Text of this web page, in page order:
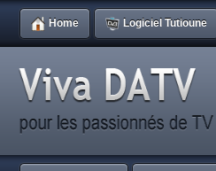
Home Logiciel Tutioune